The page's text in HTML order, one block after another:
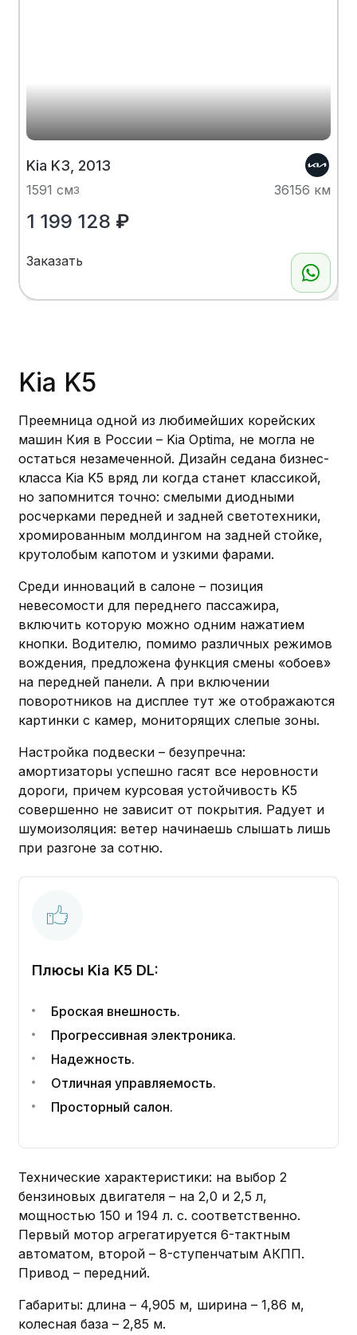
Kia K3, 2013
1591 см3 36156 км
1 199 128 ₽
Заказать
Kia K5
Преемница одной из любимейших корейских
машин Кия в России – Kia Optima, не могла не
остаться незамеченной. Дизайн седана бизнес-
класса Kia K5 вряд ли когда станет классикой,
но запомнится точно: смелыми диодными
росчерками передней и задней светотехники,
хромированным молдингом на задней стойке,
крутолобым капотом и узкими фарами.
Среди инноваций в салоне – позиция
невесомости для переднего пассажира,
включить которую можно одним нажатием
кнопки. Водителю, помимо различных режимов
вождения, предложена функция смены «обоев»
на передней панели. А при включении
поворотников на дисплее тут же отображаются
картинки с камер, мониторящих слепые зоны.
Настройка подвески – безупречна:
амортизаторы успешно гасят все неровности
дороги, причем курсовая устойчивость K5
совершенно не зависит от покрытия. Радует и
шумоизоляция: ветер начинаешь слышать лишь
при разгоне за сотню.
Плюсы Kia K5 DL:
Броская внешность.
Прогрессивная электроника.
Надежность.
Отличная управляемость.
Просторный салон.
Технические характеристики: на выбор 2
бензиновых двигателя – на 2,0 и 2,5 л,
мощностью 150 и 194 л. с. соответственно.
Первый мотор агрегатируется 6-тактным
автоматом, второй – 8-ступенчатым АКПП.
Привод – передний.
Габариты: длина – 4,905 м, ширина – 1,86 м,
колесная база – 2,85 м.